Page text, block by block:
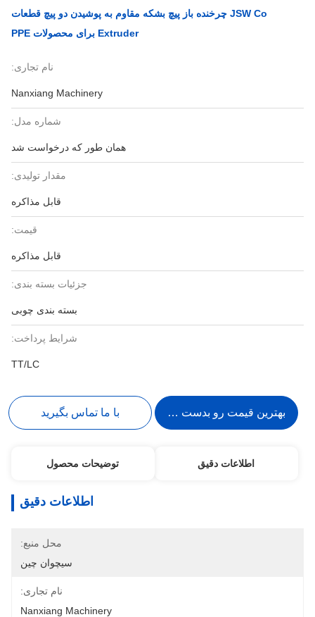
JSW Co چرخنده باز پیچ بشکه مقاوم به پوشیدن دو پیچ قطعات
Extruder برای محصولات PPE
نام تجاری:
Nanxiang Machinery
شماره مدل:
همان طور که درخواست شد
مقدار تولیدی:
قابل مذاکره
قیمت:
قابل مذاکره
جزئیات بسته بندی:
بسته بندی چوبی
شرایط پرداخت:
TT/LC
بهترین قیمت رو بدست بیار با ما تماس بگیرید
اطلاعات دقیق توضیحات محصول
اطلاعات دقیق
محل منبع:
سیچوان چین
نام تجاری:
Nanxiang Machinery